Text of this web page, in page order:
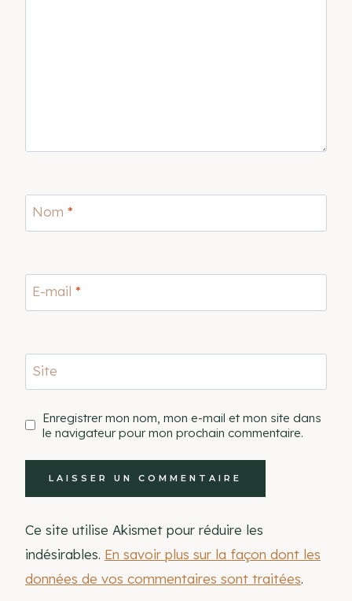
Nom *
E-mail *
Site
Enregistrer mon nom, mon e-mail et mon site dans
le navigateur pour mon prochain commentaire.
Ce site utilise Akismet pour réduire les
indésirables. En savoir plus sur la façon dont les
données de vos commentaires sont traitées.